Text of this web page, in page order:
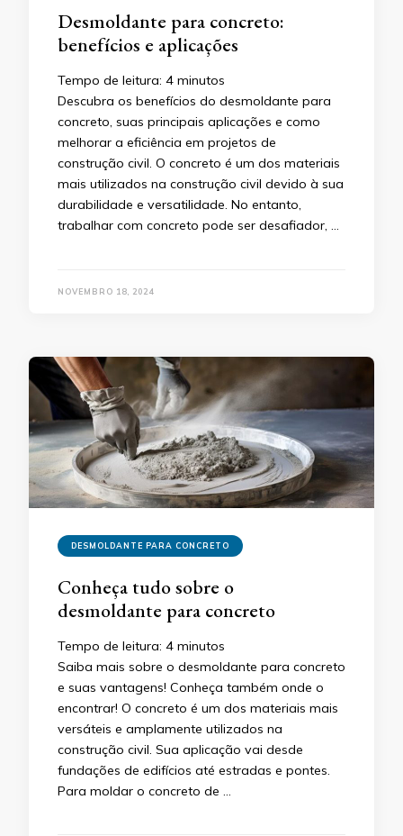
Desmoldante para concreto:
benefícios e aplicações
Tempo de leitura: 4 minutos
Descubra os benefícios do desmoldante para
concreto, suas principais aplicações e como
melhorar a eficiência em projetos de
construção civil. O concreto é um dos materiais
mais utilizados na construção civil devido à sua
durabilidade e versatilidade. No entanto,
trabalhar com concreto pode ser desafiador, …
NOVEMBRO 18, 2024
DESMOLDANTE PARA CONCRETO
Conheça tudo sobre o
desmoldante para concreto
Tempo de leitura: 4 minutos
Saiba mais sobre o desmoldante para concreto
e suas vantagens! Conheça também onde o
encontrar! O concreto é um dos materiais mais
versáteis e amplamente utilizados na
construção civil. Sua aplicação vai desde
fundações de edifícios até estradas e pontes.
Para moldar o concreto de …